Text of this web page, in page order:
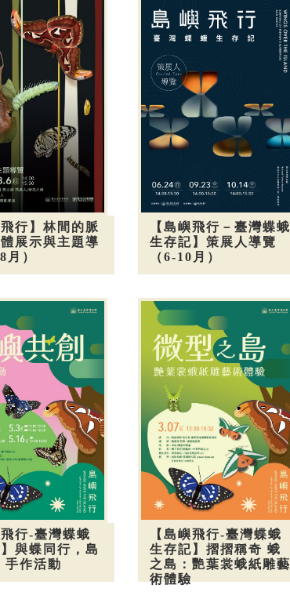
飛行】林間的脈
展示與主題導
月）
【島嶼飛行－臺灣蝶蛾
生存記】策展人導覽
（6-10月）
飛行-臺灣蝶蛾
與蝶同行，島
手作活動
【島嶼飛行-臺灣蝶蛾
生存記】摺摺稱奇 蛾
之島：艷葉裳蛾紙雕藝
術體驗